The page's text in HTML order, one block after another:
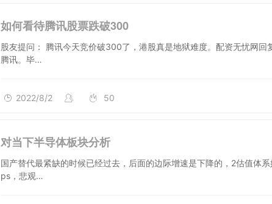
如何看待腾讯股票跌破300
股友提问： 腾讯今天竞价破300了，港股真是地狱难度。配资无忧网回
腾讯。毕…
2022/8/2 50
对当下半导体板块分析
国产替代最紧缺的时候已经过去，后面的边际增速是下降的，2估值体
ps，悲观…